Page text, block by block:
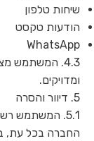
שיחות טלפון
הודעות טקסט
WhatsApp
4.3. המשתמש
ומדויקים.
5. דיוור והסרה
5.1. המשתמש
החברה בכל עת,